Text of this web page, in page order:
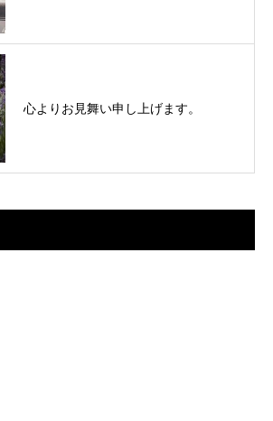
心よりお見舞い申し上げます。